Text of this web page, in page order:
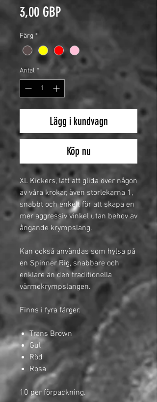
3,00 GBPPris
Färg *
Antal *
Lägg i kundvagn
Köp nu
XL Kickers, lätt att glida över någon
av våra krokar, även storlekarna 1,
snabbt och enkelt för att skapa en
mer aggressiv vinkel utan behov av
ångande krympslang.
Kan också användas som hylsa på
en Spinner Rig, snabbare och
enklare än den traditionella
värmekrympslangen.
Finns i fyra färger.
Trans Brown
Gul
Röd
Rosa
10 per förpackning.